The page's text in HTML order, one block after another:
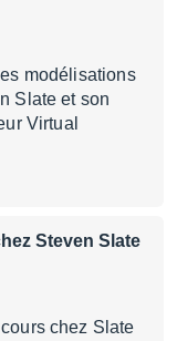
modélisations
Slate et son
Virtual
Steven Slate
chez Slate